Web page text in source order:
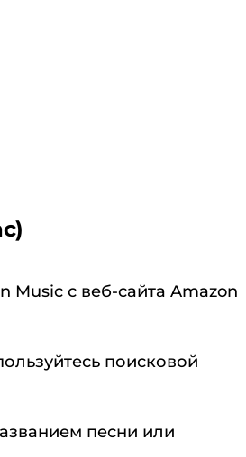
Music с веб-сайта Amazon
поисковой
песни или